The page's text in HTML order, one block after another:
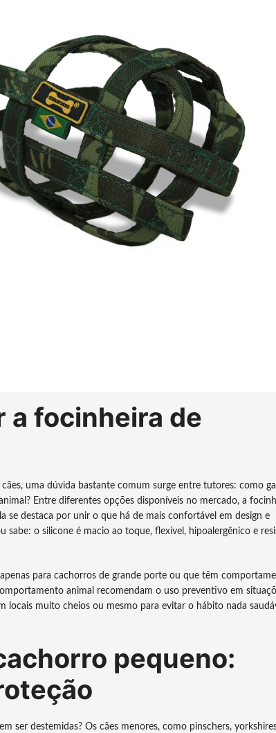
a focinheira de
uma dúvida bastante comum surge entre tutores: como
Entre diferentes opções disponíveis no mercado, a
se destaca por unir o que há de mais confortável em design e
sabe: o silicone é macio ao toque, flexível, hipoalergênico e
para cachorros de grande porte ou que têm
animal recomendam o uso preventivo em
locais muito cheios ou mesmo para evitar o hábito nada
pequeno:
ser destemidas? Os cães menores, como pinschers,